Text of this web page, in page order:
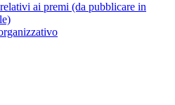
ai premi (da pubblicare in